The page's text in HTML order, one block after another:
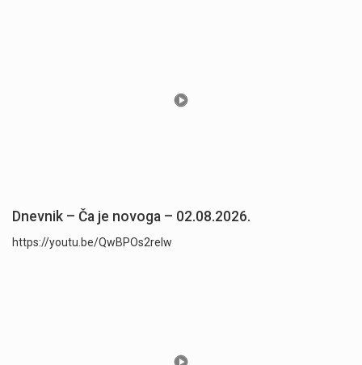
Dnevnik – Ča je novoga – 02.08.2026.
https://youtu.be/QwBPOs2reIw